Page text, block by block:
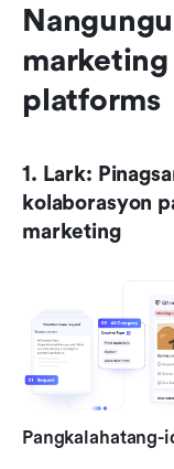
platforms
1. Lark:
kolaborasyon
marketing
Pangkalahatang-